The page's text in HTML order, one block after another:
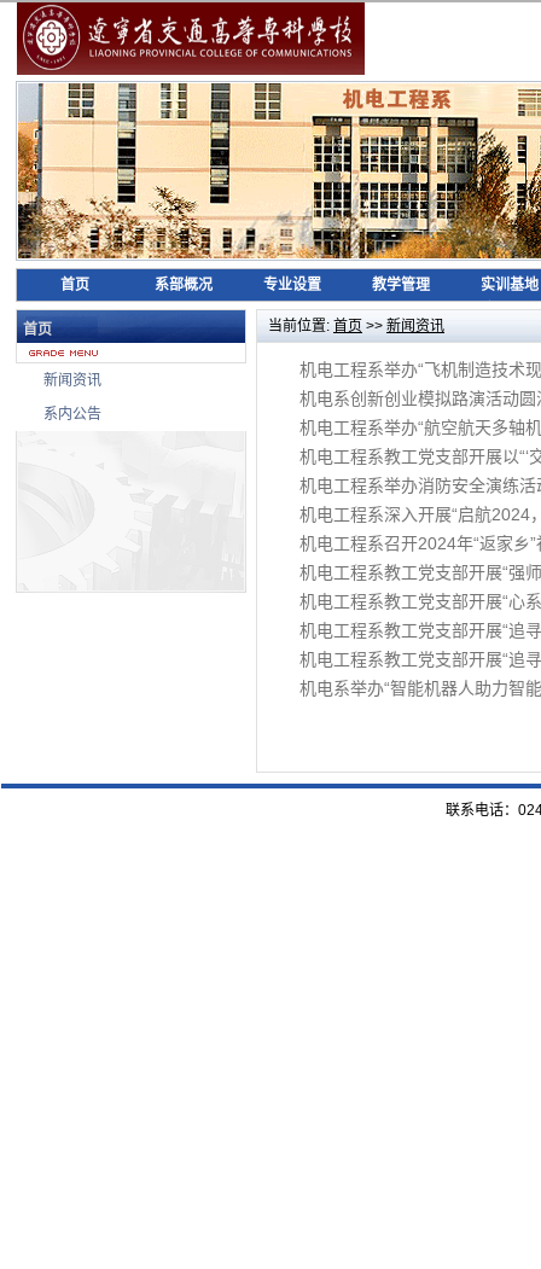
首页 系部概况 专业设置 教学管理 实训基地
首页
新闻资讯
系内公告
当前位置: 首页 >> 新闻资讯
机电工程系举办“飞机制造技术
机电系创新创业模拟路演活动圆
机电工程系举办“航空航天多轴
机电工程系教工党支部开展以“‘
机电工程系举办消防安全演练活
机电工程系深入开展“启航2024
机电工程系召开2024年“返家乡
机电工程系教工党支部开展“强
机电工程系教工党支部开展“心
机电工程系教工党支部开展“追
机电工程系教工党支部开展“追
机电系举办“智能机器人助力智
联系电话：